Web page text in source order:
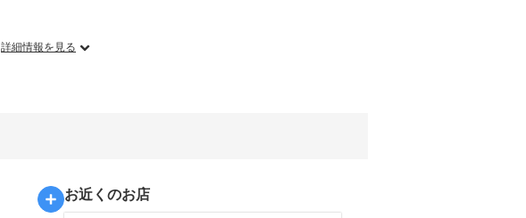
詳細情報を見る
お近くのお店